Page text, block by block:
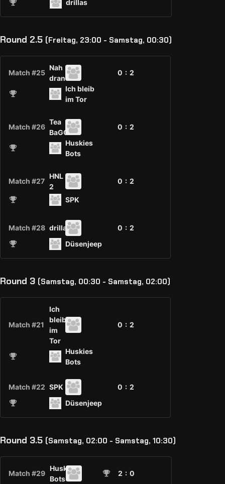
drillas
Round 2.5 (Freitag, 23:00 - Samstag, 00:30)
Match #25
Nah
dran
0 : 2
Ich bleib
im Tor
Match #26
Tea
BaGGerZ
0 : 2
Huskies
Bots
Match #27
HNL
2
0 : 2
SPK
Match #28 drillas 0 : 2
Düsenjeep
Round 3 (Samstag, 00:30 - Samstag, 02:00)
Match #21
Ich
bleib
im
Tor
0 : 2
Huskies
Bots
Match #22 SPK 0 : 2
Düsenjeep
Round 3.5 (Samstag, 02:00 - Samstag, 10:30)
Match #29
Huskies
Bots
2 : 0